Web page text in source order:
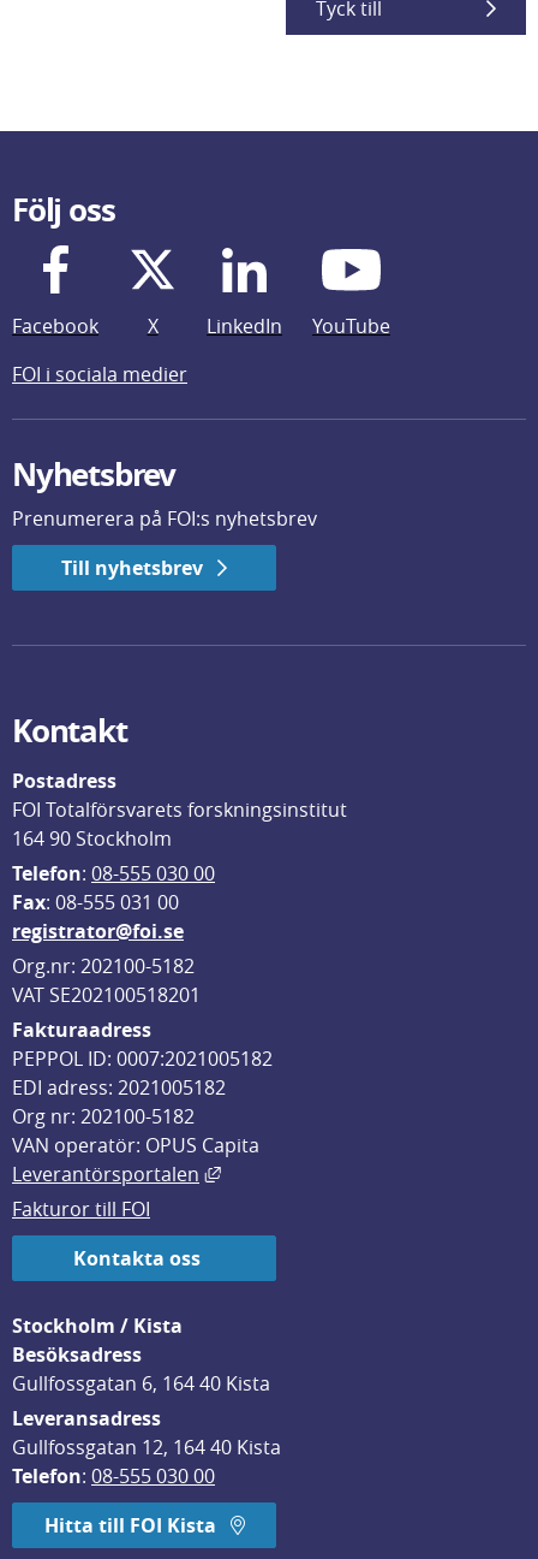
Tyck till
Följ oss
Facebook X LinkedIn
YouTube
FOI i sociala medier
Nyhetsbrev
Prenumerera på FOI:s nyhetsbrev
Till nyhetsbrev
Kontakt
Postadress
FOI Totalförsvarets forskningsinstitut
164 90 Stockholm
Telefon: 08-555 030 00
Fax: 08-555 031 00
registrator@foi.se
Org.nr: 202100-5182
VAT SE202100518201
Fakturaadress
PEPPOL ID: 0007:2021005182
EDI adress: 2021005182
Org nr: 202100-5182
VAN operatör: OPUS Capita
Leverantörsportalen
Länk till annan webbplats, öppnas
Fakturor till FOI
Kontakta oss
Stockholm / Kista
Besöksadress
Gullfossgatan 6, 164 40 Kista
Leveransadress
Gullfossgatan 12, 164 40 Kista
Telefon: 08-555 030 00
Hitta till FOI Kista